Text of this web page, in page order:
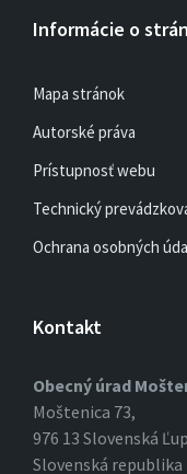
Informácie o
Mapa stránok
Autorské práva
Prístupnosť webu
Technický
Ochrana osobných
Kontakt
Obecný úrad
Moštenica 73,
976 13 Slovenská
Slovenská republika